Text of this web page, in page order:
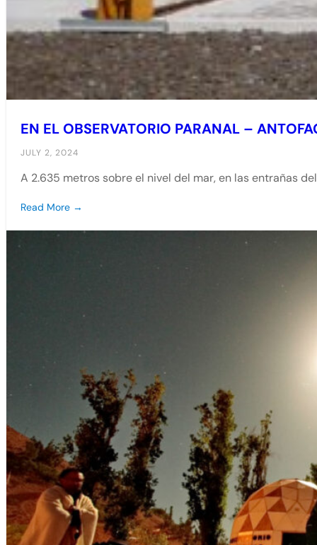
EN EL OBSERVATORIO PARANAL –
JULY 2, 2024
A 2.635 metros sobre el nivel del mar, en las entrañas
Read More →